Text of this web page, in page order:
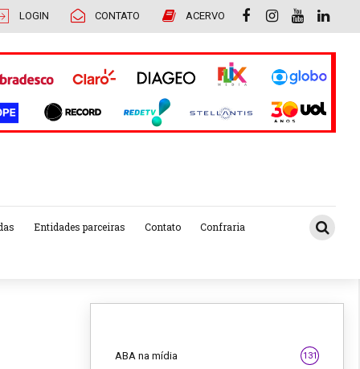
LOGIN CONTATO ACERVO
Entidades parceiras Contato Confraria
ABA na mídia 131